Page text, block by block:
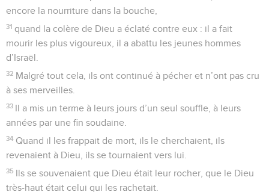
Israël, et il a ordonné à nos ancêtres de l’enseigner à leurs
enfants
pour que la génération future, celle des enfants à naître, la
connaisse, et que, devenus grands, ils en parlent à leurs
enfants.
7 Ainsi, ils mettraient leur confiance en Dieu, ils
n’oublieraient pas la manière d’agir de Dieu et
respecteraient ses commandements.
Ainsi, ils ne seraient pas comme leurs ancêtres : une
génération désobéissante et rebelle, une génération dont le
Les hommes d’Ephraïm, armés de leur arc, ont tourné le